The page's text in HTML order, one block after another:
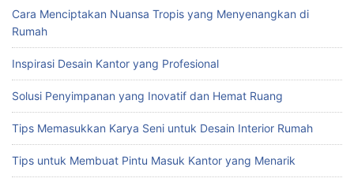
Cara Menciptakan Nuansa Tropis yang Menyenangkan di
Rumah
Inspirasi Desain Kantor yang Profesional
Solusi Penyimpanan yang Inovatif dan Hemat Ruang
Tips Memasukkan Karya Seni untuk Desain Interior Rumah
Tips untuk Membuat Pintu Masuk Kantor yang Menarik